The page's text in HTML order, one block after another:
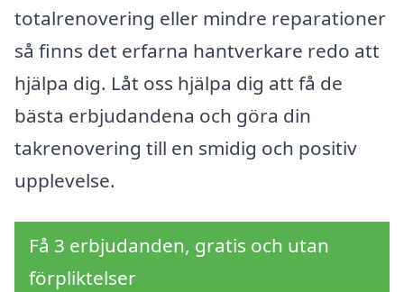
totalrenovering eller mindre reparationer
så finns det erfarna hantverkare redo att
hjälpa dig. Låt oss hjälpa dig att få de
bästa erbjudandena och göra din
takrenovering till en smidig och positiv
upplevelse.
Få 3 erbjudanden, gratis och utan
förpliktelser